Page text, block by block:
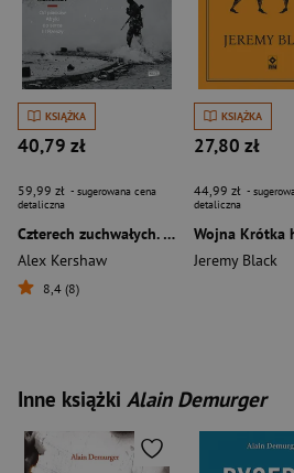
KSIĄŻKA
40,79 zł
59,99 zł - sugerowana cena
detaliczna
Czterech zuchwałych. Od piasków Afryki do serca III Rzeszy
Alex Kershaw
8,4 (8)
KSIĄŻKA
27,80 zł
44,99 zł -
detaliczna
Jeremy Black
Inne książki Alain Demurger